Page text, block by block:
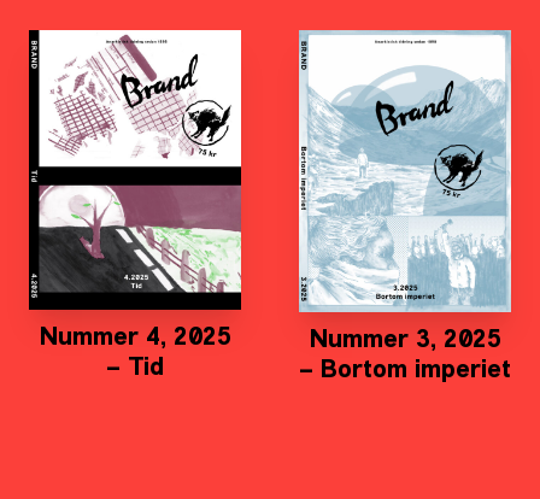
Nummer 4, 2025
– Tid
Nummer 3, 2025
– Bortom imperiet